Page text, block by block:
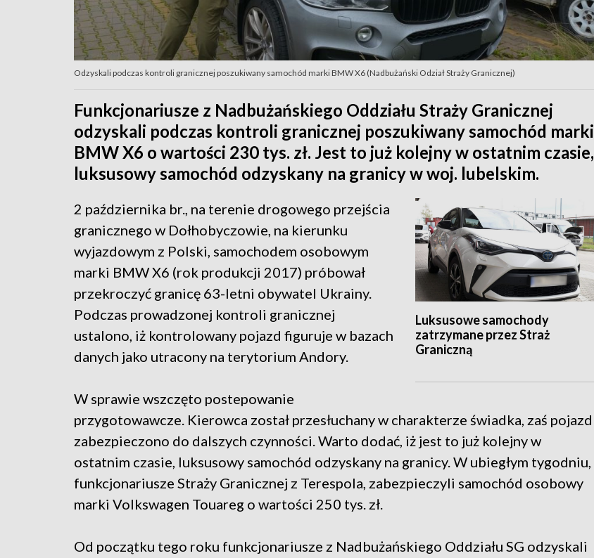
Odzyskali podczas kontroli granicznej poszukiwany samochód marki BMW X6 (Nadbużański Odział Straży Granicznej)
Funkcjonariusze z Nadbużańskiego Oddziału Straży Granicznej
odzyskali podczas kontroli granicznej poszukiwany samochód marki
BMW X6 o wartości 230 tys. zł. Jest to już kolejny w ostatnim czasie,
luksusowy samochód odzyskany na granicy w woj. lubelskim.
Luksusowe samochody
zatrzymane przez Straż
Graniczną
2 października br., na terenie drogowego przejścia
granicznego w Dołhobyczowie, na kierunku
wyjazdowym z Polski, samochodem osobowym
marki BMW X6 (rok produkcji 2017) próbował
przekroczyć granicę 63-letni obywatel Ukrainy.
Podczas prowadzonej kontroli granicznej
ustalono, iż kontrolowany pojazd figuruje w bazach
danych jako utracony na terytorium Andory.
W sprawie wszczęto postepowanie
przygotowawcze. Kierowca został przesłuchany w charakterze świadka, zaś pojazd
zabezpieczono do dalszych czynności. Warto dodać, iż jest to już kolejny w
ostatnim czasie, luksusowy samochód odzyskany na granicy. W ubiegłym tygodniu,
funkcjonariusze Straży Granicznej z Terespola, zabezpieczyli samochód osobowy
marki Volkswagen Touareg o wartości 250 tys. zł.
Od początku tego roku funkcjonariusze z Nadbużańskiego Oddziału SG odzyskali